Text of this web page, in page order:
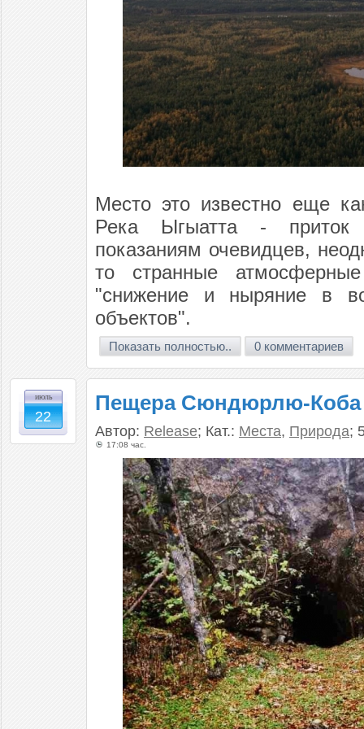
Место это известно еще
Река Ыгыатта - приток
показаниям очевидцев,
то странные
"снижение и ныряние в
объектов".
Показать полностью.. 0 комментариев
июль
22
Пещера Сюндюрлю-
Автор: Release; Кат.: Места, Природа;
17:08 час.